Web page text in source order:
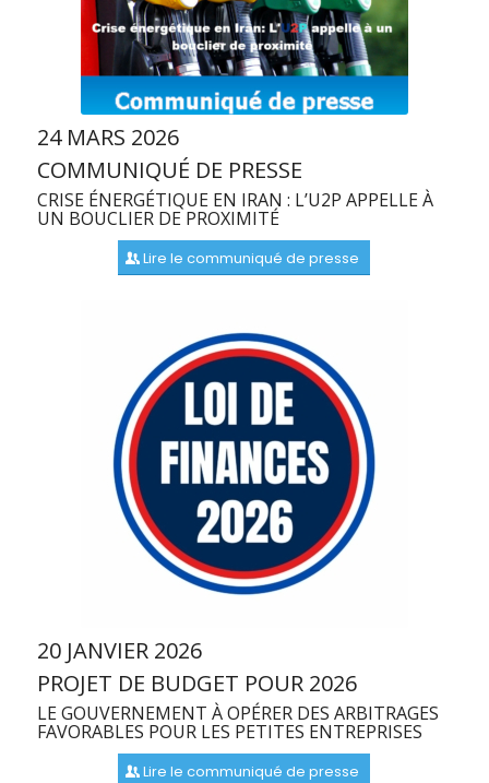
24 MARS 2026
COMMUNIQUÉ DE PRESSE
CRISE ÉNERGÉTIQUE EN IRAN : L’U2P APPELLE À
UN BOUCLIER DE PROXIMITÉ
Lire le communiqué de presse
20 JANVIER 2026
PROJET DE BUDGET POUR 2026
LE GOUVERNEMENT À OPÉRER DES ARBITRAGES
FAVORABLES POUR LES PETITES ENTREPRISES
Lire le communiqué de presse